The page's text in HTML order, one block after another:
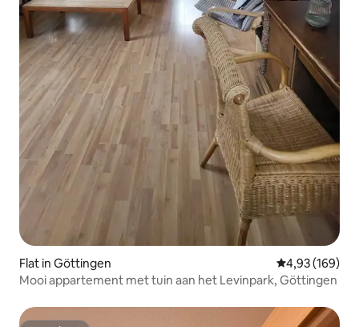
Flat in Göttingen Gemiddelde
4,93 (169)
Mooi appartement met tuin aan het Levinpark, Göttingen